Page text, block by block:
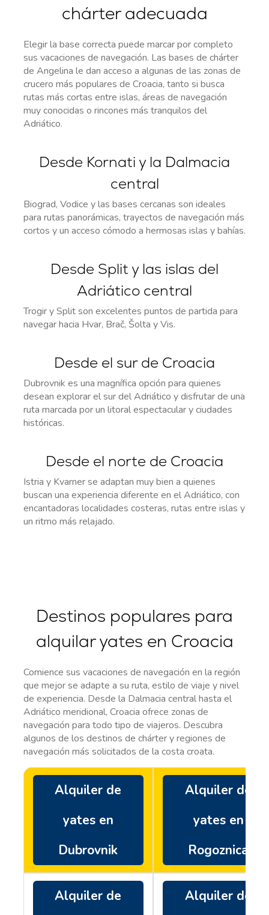
chárter adecuada
Elegir la base correcta puede marcar por completo
sus vacaciones de navegación. Las bases de chárter
de Angelina le dan acceso a algunas de las zonas de
crucero más populares de Croacia, tanto si busca
rutas más cortas entre islas, áreas de navegación
muy conocidas o rincones más tranquilos del
Adriático.
Desde Kornati y la Dalmacia
central
Biograd, Vodice y las bases cercanas son ideales
para rutas panorámicas, trayectos de navegación más
cortos y un acceso cómodo a hermosas islas y bahías.
Desde Split y las islas del
Adriático central
Trogir y Split son excelentes puntos de partida para
navegar hacia Hvar, Brač, Šolta y Vis.
Desde el sur de Croacia
Dubrovnik es una magnífica opción para quienes
desean explorar el sur del Adriático y disfrutar de una
ruta marcada por un litoral espectacular y ciudades
históricas.
Desde el norte de Croacia
Istria y Kvarner se adaptan muy bien a quienes
buscan una experiencia diferente en el Adriático, con
encantadoras localidades costeras, rutas entre islas y
un ritmo más relajado.
Destinos populares para
alquilar yates en Croacia
Comience sus vacaciones de navegación en la región
que mejor se adapte a su ruta, estilo de viaje y nivel
de experiencia. Desde la Dalmacia central hasta el
Adriático meridional, Croacia ofrece zonas de
navegación para todo tipo de viajeros. Descubra
algunos de los destinos de chárter y regiones de
navegación más solicitados de la costa croata.
Alquiler de
yates en
Dubrovnik
Alquiler de
yates en
Rogoznica
Alquiler de
Alquiler de